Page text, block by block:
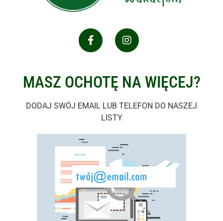
MASZ OCHOTĘ NA WIĘCEJ?
DODAJ SWÓJ EMAIL LUB TELEFON DO NASZEJ
LISTY